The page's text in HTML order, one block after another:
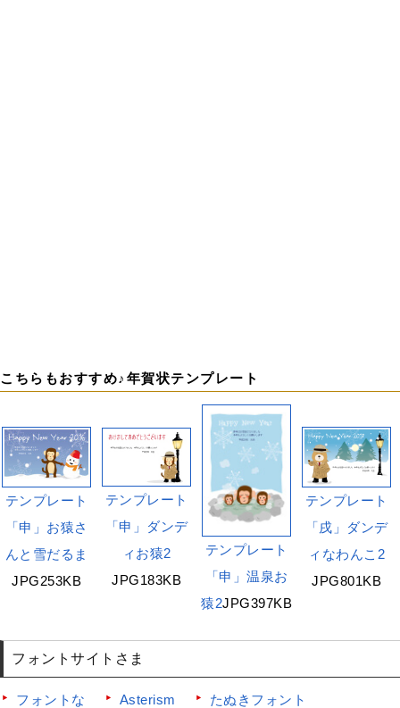
こちらもおすすめ♪年賀状テンプレート
テンプレート
「申」お猿さ
んと雪だるま
JPG253KB
テンプレート
「申」ダンデ
ィお猿2
JPG183KB
テンプレート
「申」温泉お
猿2JPG397KB
テンプレート
「戌」ダンデ
ィなわんこ2
JPG801KB
フォントサイトさま
フォントな Asterism たぬきフォント